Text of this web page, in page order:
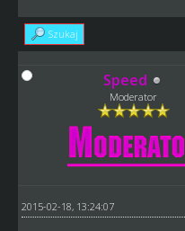
Szukaj
Speed
Moderator
2015-02-18, 13:24:07